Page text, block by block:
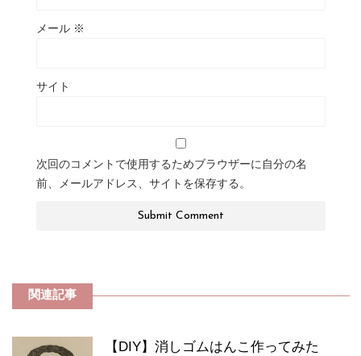
メール ※
サイト
次回のコメントで使用するためブラウザーに自分の名
前、メールアドレス、サイトを保存する。
関連記事
【DIY】消しゴムはんこ作ってみた